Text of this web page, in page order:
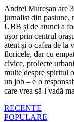
Andrei Mureșan are
jurnalist din pasiune,
UBB și de atunci a
ușor prin centrul
atent și o cafea de la
floricele, dar cu
civice, proiecte
multe despre spiritul
un job – e o
care vrea să-l vadă
RECENTE
POPULARE